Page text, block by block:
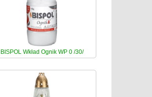
BISPOL Wkład Ognik WP 0 /30/